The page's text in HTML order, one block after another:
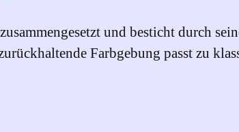
und besticht durch
Farbgebung passt zu